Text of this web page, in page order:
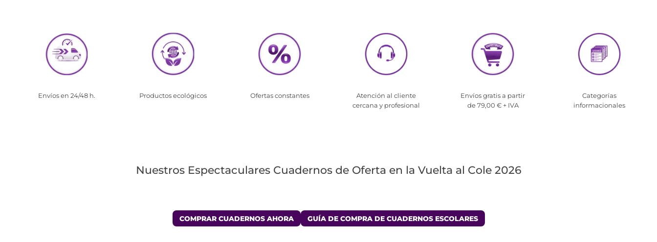
Envíos en 24/48 h. Productos ecológicos Ofertas constantes
Atención al cliente
cercana y profesional
Envíos gratis a partir
de 79,00 € + IVA
Categorías
informacionales
Nuestros Espectaculares Cuadernos de Oferta en la Vuelta al Cole 2026
COMPRAR CUADERNOS AHORA GUÍA DE COMPRA DE CUADERNOS ESCOLARES